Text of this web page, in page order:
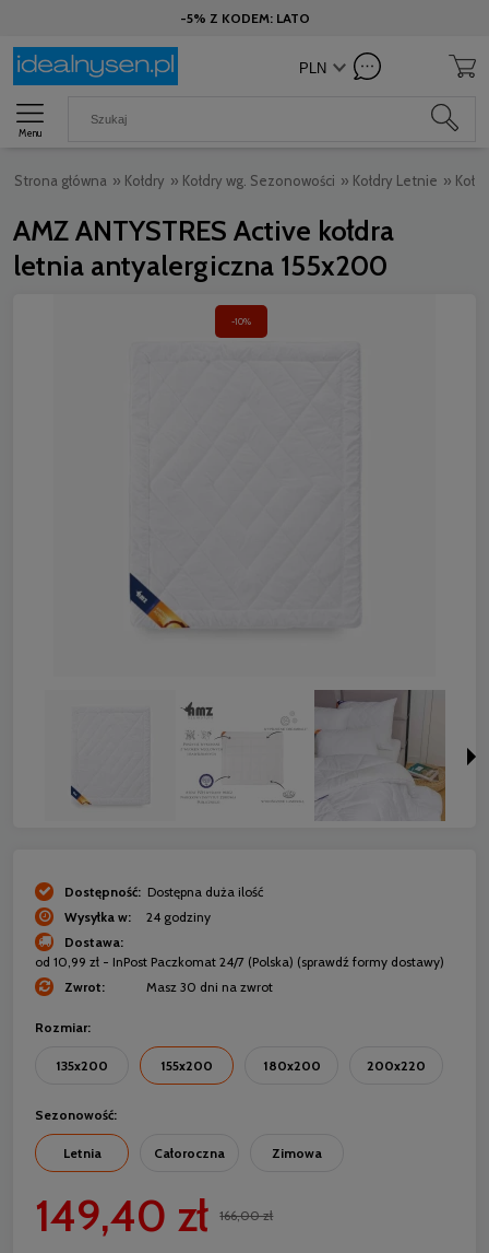
-5% Z KODEM: LATO
Menu
Strona główna » Kołdry » Kołdry wg. Sezonowości » Kołdry Letnie »
AMZ ANTYSTRES Active kołdra
letnia antyalergiczna 155x200
-10%
Dostępność: Dostępna duża ilość
Wysyłka w:
24 godziny
Dostawa:
od 10,99 zł - InPost Paczkomat 24/7 (Polska) (sprawdź formy dostawy)
Zwrot:
Masz 30 dni na zwrot
Rozmiar:
135x200 155x200 180x200 200x220
Sezonowość:
Letnia Całoroczna Zimowa
149,40 zł 166,00 zł